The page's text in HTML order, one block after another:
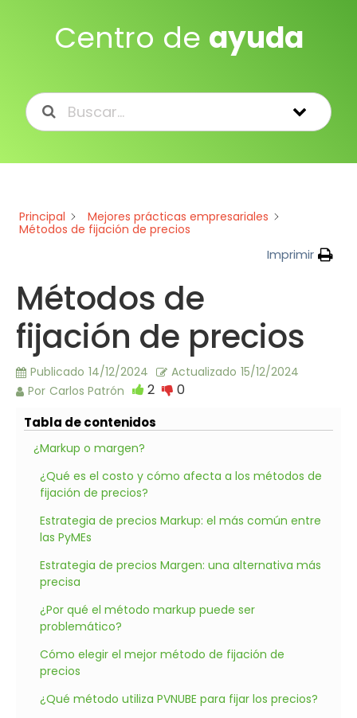
Centro de ayuda
Principal
Mejores prácticas empresariales
Métodos de fijación de precios
Imprimir
Métodos de
fijación de precios
Publicado 14/12/2024 Actualizado 15/12/2024
Por Carlos Patrón 2 0
Tabla de contenidos
¿Markup o margen?
¿Qué es el costo y cómo afecta a los métodos de
fijación de precios?
Estrategia de precios Markup: el más común entre
las PyMEs
Estrategia de precios Margen: una alternativa más
precisa
¿Por qué el método markup puede ser
problemático?
Cómo elegir el mejor método de fijación de
precios
¿Qué método utiliza PVNUBE para fijar los precios?